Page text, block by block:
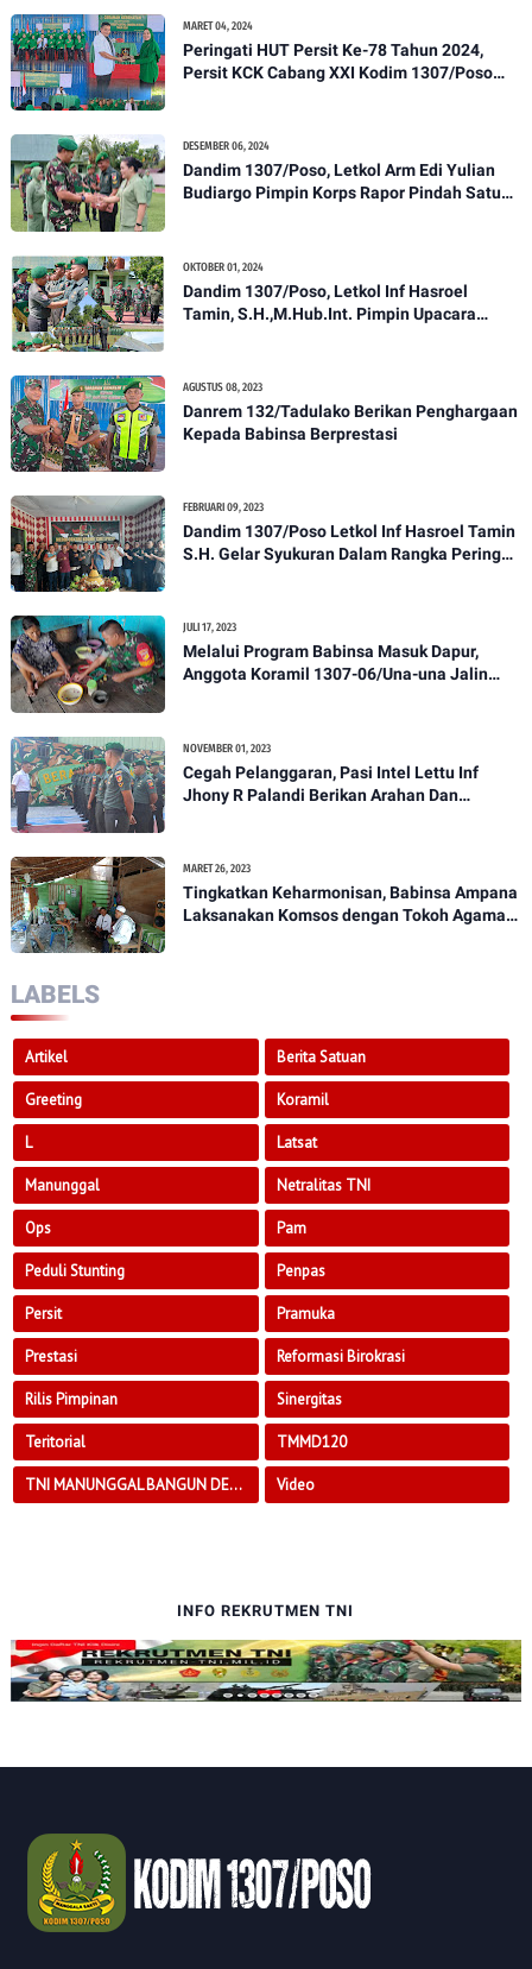
MARET 04, 2024
Peringati HUT Persit Ke-78 Tahun 2024,
Persit KCK Cabang XXI Kodim 1307/Poso
DESEMBER 06, 2024
Dandim 1307/Poso, Letkol Arm Edi Yulian
Budiargo Pimpin Korps Rapor Pindah Satuan
OKTOBER 01, 2024
Dandim 1307/Poso, Letkol Inf Hasroel
Tamin, S.H.,M.Hub.Int. Pimpin Upacara
AGUSTUS 08, 2023
Danrem 132/Tadulako Berikan Penghargaan
Kepada Babinsa Berprestasi
FEBRUARI 09, 2023
Dandim 1307/Poso Letkol Inf Hasroel Tamin
S.H. Gelar Syukuran Dalam Rangka Peringati
JULI 17, 2023
Melalui Program Babinsa Masuk Dapur,
Anggota Koramil 1307-06/Una-una Jalin
NOVEMBER 01, 2023
Cegah Pelanggaran, Pasi Intel Lettu Inf
Jhony R Palandi Berikan Arahan Dan
MARET 26, 2023
Tingkatkan Keharmonisan, Babinsa Ampana
Laksanakan Komsos dengan Tokoh Agama
LABELS
Artikel Berita Satuan
Greeting Koramil
L Latsat
Manunggal Netralitas TNI
Ops Pam
Peduli Stunting Penpas
Persit Pramuka
Prestasi Reformasi Birokrasi
Rilis Pimpinan Sinergitas
Teritorial TMMD120
TNI MANUNGGAL BANGUN DESA Video
INFO REKRUTMEN TNI